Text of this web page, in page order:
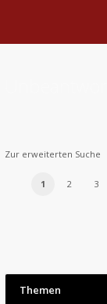
Zur erweiterten Suche
1 2 3
Themen